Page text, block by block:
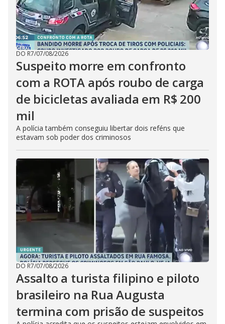
DO R7/07/08/2026
Suspeito morre em confronto
com a ROTA após roubo de carga
de bicicletas avaliada em R$ 200
mil
A polícia também conseguiu libertar dois reféns que
estavam sob poder dos criminosos
DO R7/07/08/2026
Assalto a turista filipino e piloto
brasileiro na Rua Augusta
termina com prisão de suspeitos